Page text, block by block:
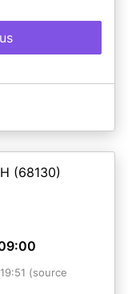
(68130)
(source